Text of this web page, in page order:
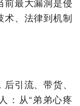
术、法律到机制
引流、带货、
：从“弟弟心疼